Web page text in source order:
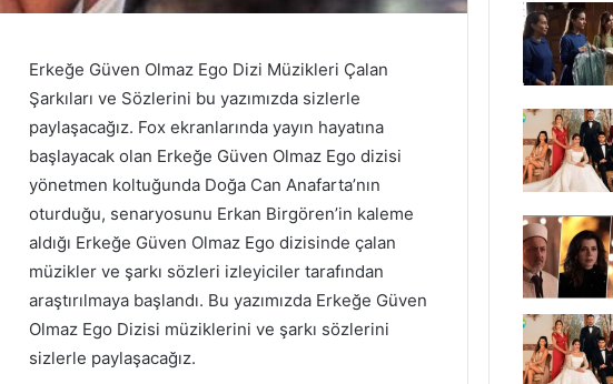
Erkeğe Güven Olmaz Ego Dizi Müzikleri Çalan
Şarkıları ve Sözlerini bu yazımızda sizlerle
paylaşacağız. Fox ekranlarında yayın hayatına
başlayacak olan Erkeğe Güven Olmaz Ego dizisi
yönetmen koltuğunda Doğa Can Anafarta’nın
oturduğu, senaryosunu Erkan Birgören’in kaleme
aldığı Erkeğe Güven Olmaz Ego dizisinde çalan
müzikler ve şarkı sözleri izleyiciler tarafından
araştırılmaya başlandı. Bu yazımızda Erkeğe Güven
Olmaz Ego Dizisi müziklerini ve şarkı sözlerini
sizlerle paylaşacağız.